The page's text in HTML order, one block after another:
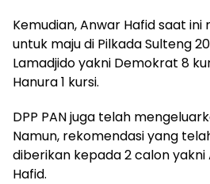
Kemudian, Anwar Hafid saat ini
untuk maju di Pilkada Sulteng
Lamadjido yakni Demokrat 8
Hanura 1 kursi.
DPP PAN juga telah
Namun, rekomendasi yang
diberikan kepada 2 calon
Hafid.